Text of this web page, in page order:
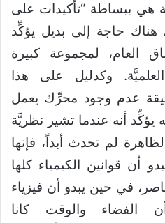
هي ببساطة “تأكيدات على
هناك حاجة إلى بديل يؤكِّد
العام، لمجموعة كبيرة
وكدليل على هذا
عدم وجود محرِّك يعمل
يؤكِّد أنه عندما تشير نظريَّة
لم تحدث أبداً، فإنها
أن قوانين الكيمياء كلها
في حين يبدو أن فيزياء
الفضاء والوقت كانا